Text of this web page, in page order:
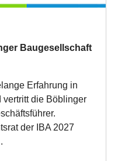
Baugesellschaft
Erfahrung in
vertritt die Böblinger
der IBA 2027